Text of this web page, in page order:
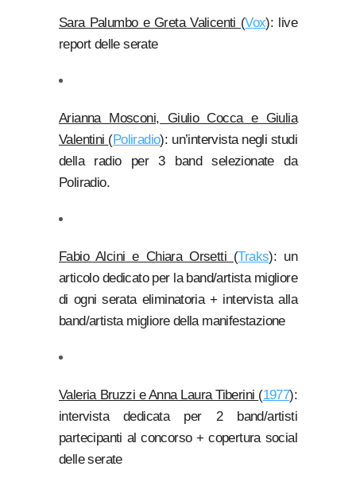
Sara Palumbo e Greta Valicenti (Vox): live
report delle serate
Arianna Mosconi, Giulio Cocca e Giulia
Valentini (Poliradio): un’intervista negli studi
della radio per 3 band selezionate da
Poliradio.
Fabio Alcini e Chiara Orsetti (Traks): un
articolo dedicato per la band/artista migliore
di ogni serata eliminatoria + intervista alla
band/artista migliore della manifestazione
Valeria Bruzzi e Anna Laura Tiberini (1977):
intervista dedicata per 2 band/artisti
partecipanti al concorso + copertura social
delle serate